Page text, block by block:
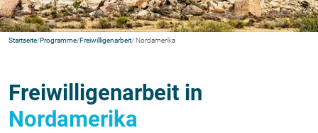
Startseite/Programme/Freiwilligenarbeit/ Nordamerika
Freiwilligenarbeit in
Nordamerika